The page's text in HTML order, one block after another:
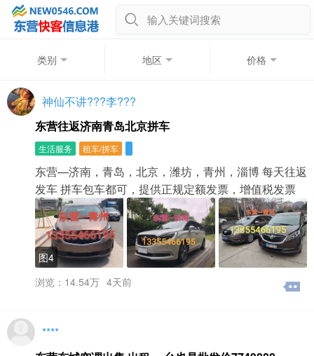
输入关键词搜索
类别 地区 价格
神仙不讲???李???
东营往返济南青岛北京拼车
生活服务 租车/拼车
东营—济南，青岛，北京，潍坊，青州，淄博 每天往返
发车 拼车包车都可，提供正规定额发票，增值税发票
图4
浏览：14.54万 4天前
****